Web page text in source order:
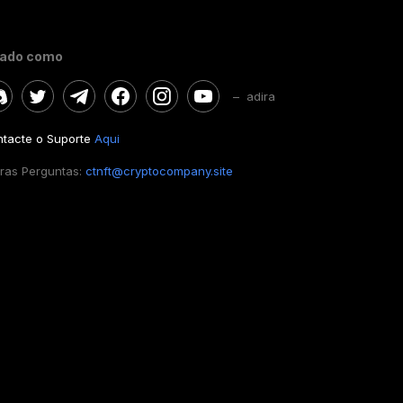
como
– adira
o Suporte Aqui
Perguntas: ctnft@cryptocompany.site